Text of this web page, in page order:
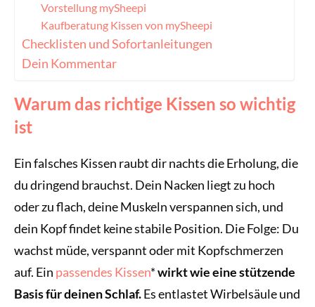
Vorstellung mySheepi
Kaufberatung Kissen von mySheepi
Checklisten und Sofortanleitungen
Dein Kommentar
Warum das richtige Kissen so wichtig
ist
Ein falsches Kissen raubt dir nachts die Erholung, die
du dringend brauchst. Dein Nacken liegt zu hoch
oder zu flach, deine Muskeln verspannen sich, und
dein Kopf findet keine stabile Position. Die Folge: Du
wachst müde, verspannt oder mit Kopfschmerzen
auf. Ein passendes Kissen*wirkt wie eine stützende
Basis für deinen Schlaf.Es entlastet Wirbelsäule und